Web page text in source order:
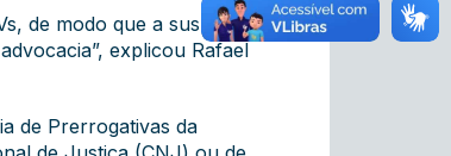
de modo que a suspensão
explicou Rafael
de Prerrogativas da